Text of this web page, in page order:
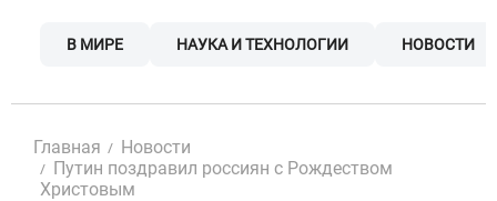
В МИРЕ НАУКА И ТЕХНОЛОГИИ НОВОСТИ
Главная
Новости
Путин поздравил россиян с Рождеством
Христовым